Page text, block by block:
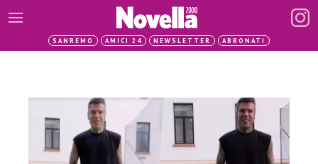
SANREMO AMICI 24 NEWSLETTER ABBONATI